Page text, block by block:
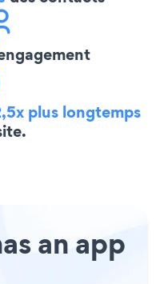
plus longtemps
an app